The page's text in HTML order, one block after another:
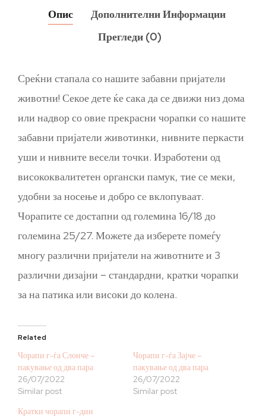
Опис
Дополнителни Информации
Прегледи (0)
Среќни стапала со нашите забавни пријатели
животни! Секое дете ќе сака да се движи низ дома
или надвор со овие прекрасни чорапки со нашите
забавни пријатели животинки, нивните перкасти
уши и нивните весели точки. Изработени од
висококвалитетен органски памук, тие се меки,
удобни за носење и добро се вклопуваат.
Чорапите се достапни од големина 16/18 до
големина 25/27. Можете да изберете помеѓу
многу различни пријатели на животните и 3
различни дизајни – стандардни, кратки чорапки
за на патика или високи до колена.
Related
Чорапи г-ѓа Слонче –
пакување од два пара
26/07/2022
Similar post
Чорапи г-ѓа Зајче –
пакување од два пара
26/07/2022
Similar post
Кратки чорапи г-дин